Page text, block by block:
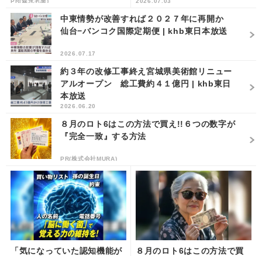
中東情勢が改善すれば２０２７年に再開か
仙台−バンコク国際定期便 | khb東日本放送
2026.07.17
約３年の改修工事終え宮城県美術館リニュー
アルオープン 総工費約４１億円 | khb東日
本放送
2026.06.20
８月のロト6はこの方法で買え!!６つの数字が
『完全一致』する方法
PR(株式会社MURA)
「気になっていた認知機能が
８月のロト6はこの方法で買